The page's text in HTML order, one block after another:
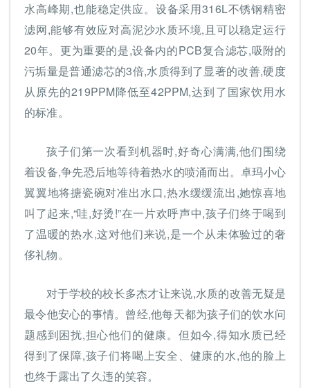
水高峰期,也能稳定供应。设备采用316L不锈钢精密
滤网,能够有效应对高泥沙水质环境,且可以稳定运行
20年。更为重要的是,设备内的PCB复合滤芯,吸附的
污垢量是普通滤芯的3倍,水质得到了显著的改善,硬度
从原先的219PPM降低至42PPM,达到了国家饮用水
的标准。
孩子们第一次看到机器时,好奇心满满,他们围绕
着设备,争先恐后地等待着热水的喷涌而出。卓玛小心
翼翼地将搪瓷碗对准出水口,热水缓缓流出,她惊喜地
叫了起来,“哇,好烫!”在一片欢呼声中,孩子们终于喝到
了温暖的热水,这对他们来说,是一个从未体验过的奢
侈礼物。
对于学校的校长多杰才让来说,水质的改善无疑是
最令他安心的事情。曾经,他每天都为孩子们的饮水问
题感到困扰,担心他们的健康。但如今,得知水质已经
得到了保障,孩子们将喝上安全、健康的水,他的脸上
也终于露出了久违的笑容。